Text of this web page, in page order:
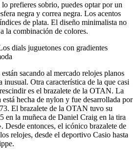
prefieres sobrio, puedes optar por un
negra y correa negra. Los acentos
de plata. El diseño minimalista no
la combinación de colores.
dials juguetones con gradientes
sacando al mercado relojes planos
inusual. Otra característica de la que casi
es el brazalete de la OTAN. La
hecha de nylon y fue desarrollada por
El brazalete de la OTAN tuvo su
en la muñeca de Daniel Craig en la tira
Desde entonces, el icónico brazalete de
relojes, desde el deportivo Casio hasta